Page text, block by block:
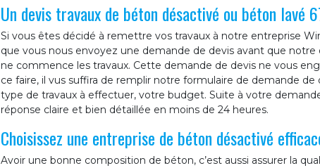
Un devis travaux de béton désactivé ou béton lavé
Si vous êtes décidé à remettre vos travaux à notre entreprise
que vous nous envoyez une demande de devis avant que
ne commence les travaux. Cette demande de devis ne vous
ce faire, il vus suffira de remplir notre formulaire de demande de
type de travaux à effectuer, votre budget. Suite à votre
réponse claire et bien détaillée en moins de 24 heures.
Choisissez une entreprise de béton désactivé
Avoir une bonne composition de béton, c’est aussi assurer la